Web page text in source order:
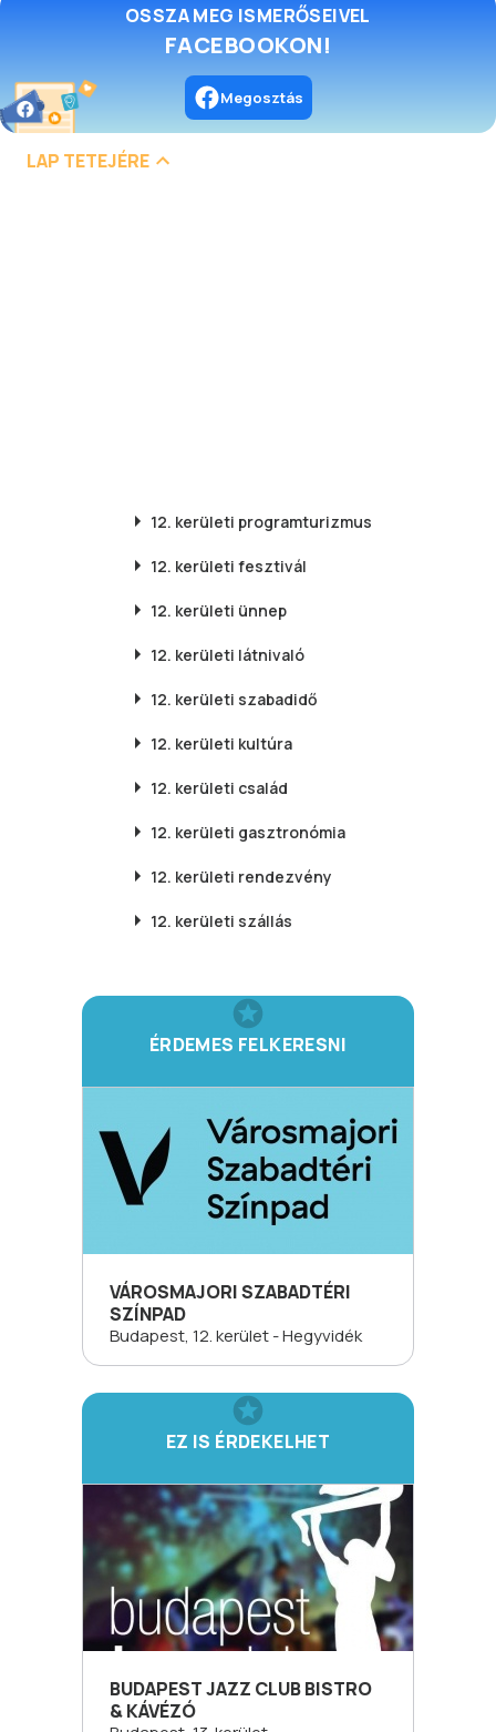
OSSZA MEG ISMERŐSEIVEL
FACEBOOKON!
Megosztás
LAP TETEJÉRE
12. kerületi programturizmus
12. kerületi fesztivál
12. kerületi ünnep
12. kerületi látnivaló
12. kerületi szabadidő
12. kerületi kultúra
12. kerületi család
12. kerületi gasztronómia
12. kerületi rendezvény
12. kerületi szállás
ÉRDEMES FELKERESNI
VÁROSMAJORI SZABADTÉRI
SZÍNPAD
Budapest, 12. kerület - Hegyvidék
EZ IS ÉRDEKELHET
BUDAPEST JAZZ CLUB BISTRO
& KÁVÉZÓ